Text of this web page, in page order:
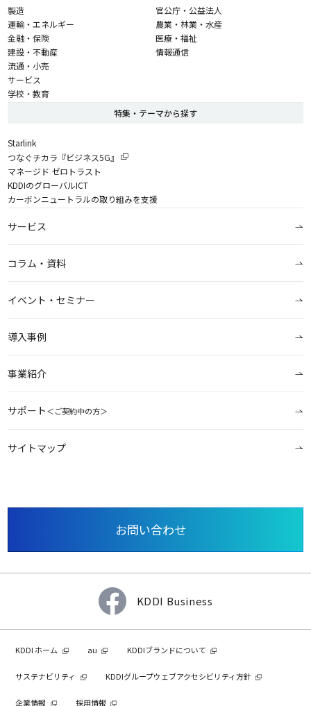
製造
運輸・エネルギー
金融・保険
建設・不動産
流通・小売
サービス
学校・教育
官公庁・公益法人
農業・林業・水産
医療・福祉
情報通信
特集・テーマから探す
Starlink
つなぐチカラ『ビジネス5G』
マネージド ゼロトラスト
KDDIのグローバルICT
カーボンニュートラルの取り組みを支援
サービス
コラム・資料
イベント・セミナー
導入事例
事業紹介
サポート＜ご契約中の方＞
サイトマップ
お問い合わせ
KDDI Business
KDDI ホーム au KDDIブランドについて
サステナビリティ KDDIグループウェブアクセシビリティ方針
企業情報 採用情報